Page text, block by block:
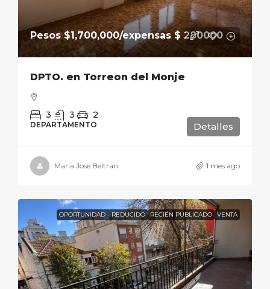
Pesos$1,700,000/expensas $ 280000
DPTO. en Torreon del Monje
3 3 2
DEPARTAMENTO Detalles
Maria Jose Beltran 1 mes ago
OPORTUNIDAD - REDUCIDO RECIÉN PUBLICADO VENTA